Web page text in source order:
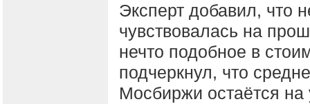
Эксперт добавил, что
чувствовалась на
нечто подобное в
подчеркнул, что
Мосбиржи остаётся на